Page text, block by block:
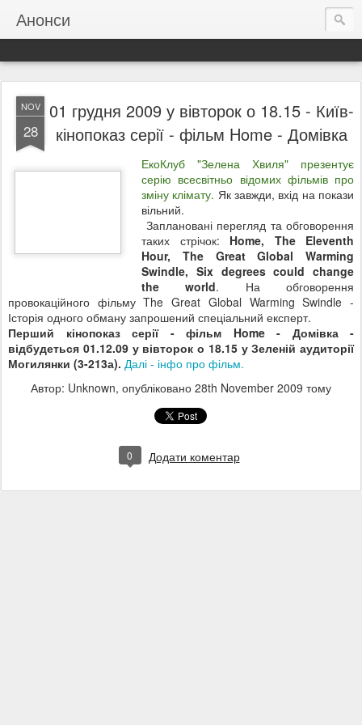
Анонси
NOV
28
01 грудня 2009 у вівторок о 18.15 - Київ-
кінопоказ серії - фільм Home - Домівка
ЕкоКлуб "Зелена Хвиля" презентує
серію всесвітньо відомих фільмів про
зміну клімату. Як завжди, вхід на покази
вільний.
Заплановані перегляд та обговорення
таких стрічок: Home, The Eleventh
Hour, The Great Global Warming
Swindle, Six degrees could change
the world. На обговорення
провокаційного фільму The Great Global Warming Swindle -
Історія одного обману запрошений спеціальний експерт.
Перший кінопоказ серії - фільм Home - Домівка -
відбудеться 01.12.09 у вівторок о 18.15 у Зеленій аудиторії
Могилянки (3-213а). Далі - інфо про фільм.
Автор: Unknown, опубліковано 28th November 2009 тому
0 Додати коментар